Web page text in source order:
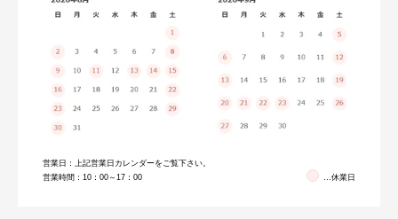
営業日：上記営業日カレンダーをご覧下さい。
営業時間：10：00～17：00
…休業日